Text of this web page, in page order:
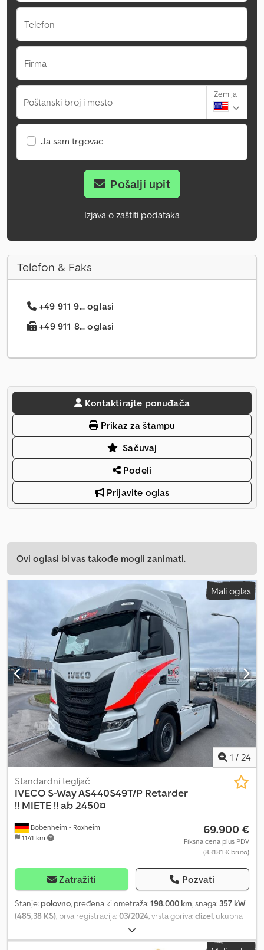
Telefon
Firma
Poštanski broj i mesto
Zemlja
Ja sam trgovac
Pošalji upit
Izjava o zaštiti podataka
Telefon & Faks
+49 911 9... oglasi
+49 911 8... oglasi
Kontaktirajte ponuđača
Prikaz za štampu
Sačuvaj
Podeli
Prijavite oglas
Ovi oglasi bi vas takođe mogli zanimati.
Mali oglas
1 / 24
Bobenheim - Roxheim
1.141 km
Standardni tegljač
IVECO S-Way AS440S49T/P Retarder
!! MIETE !! ab 2450¤
69.900 €
Fiksna cena plus PDV
(83.181 € bruto)
Zatražiti Pozvati
Stanje: polovno, pređena kilometraža:198.000 km, snaga: 357 kW
(485,38 KS) , prva registracija:03/2024 , vrsta goriva:dizel , ukupna
, konfiguracija osovina:
retarder, boja:bela, tip prenosa:automatski, emisioni razred:Euro